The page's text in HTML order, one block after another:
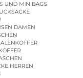
UND MINIBAGS
DAMEN
HERREN